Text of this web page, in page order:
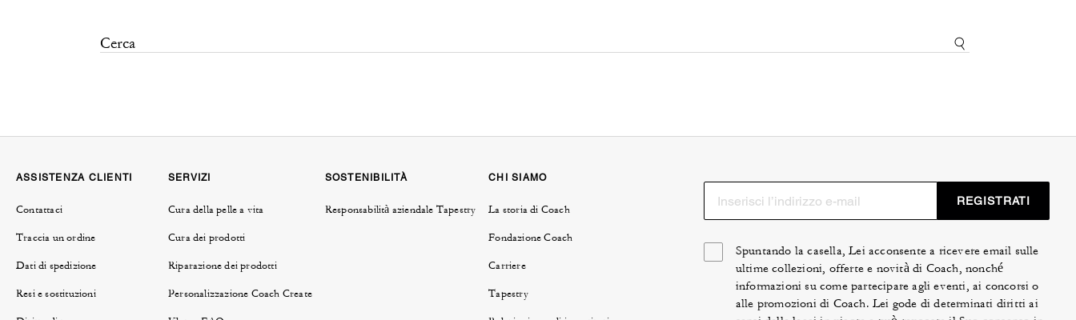
ASSISTENZA CLIENTI
Contattaci
Traccia un ordine
Dati di spedizione
Resi e sostituzioni
SERVIZI
Cura della pelle a vita
Cura dei prodotti
Riparazione dei prodotti
Personalizzazione Coach Create
SOSTENIBILITÀ
Responsabilità aziendale Tapestry
CHI SIAMO
La storia di Coach
Fondazione Coach
Carriere
Tapestry
REGISTRATI
Spuntando la casella, Lei acconsente a ricevere email sulle
ultime collezioni, offerte e novità di Coach, nonché
informazioni su come partecipare agli eventi, ai concorsi o
alle promozioni di Coach. Lei gode di determinati diritti ai